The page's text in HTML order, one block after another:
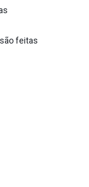
feitas